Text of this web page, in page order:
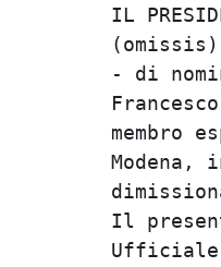
IL
(omissis)	decreta:
- di
membro
Il
Ufficiale